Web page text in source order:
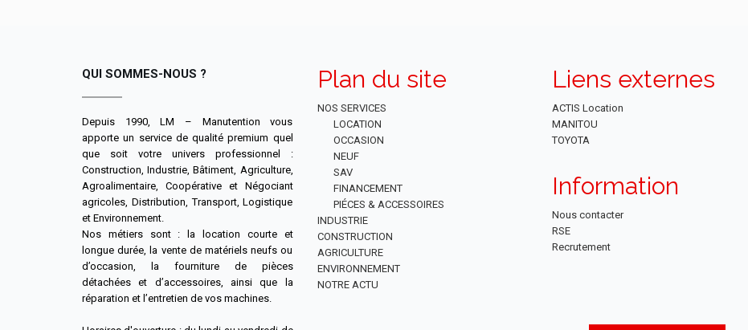
QUI SOMMES-NOUS ?
Depuis 1990, LM – Manutention vous
apporte un service de qualité premium quel
que soit votre univers professionnel :
Construction, Industrie, Bâtiment, Agriculture,
Agroalimentaire, Coopérative et Négociant
agricoles, Distribution, Transport, Logistique
et Environnement.
Nos métiers sont : la location courte et
longue durée, la vente de matériels neufs ou
d’occasion, la fourniture de pièces
détachées et d’accessoires, ainsi que la
réparation et l’entretien de vos machines.
Plan du site
NOS SERVICES
LOCATION
OCCASION
NEUF
SAV
FINANCEMENT
PIÉCES & ACCESSOIRES
INDUSTRIE
CONSTRUCTION
AGRICULTURE
ENVIRONNEMENT
NOTRE ACTU
Liens externes
ACTIS Location
MANITOU
TOYOTA
Information
Nous contacter
RSE
Recrutement